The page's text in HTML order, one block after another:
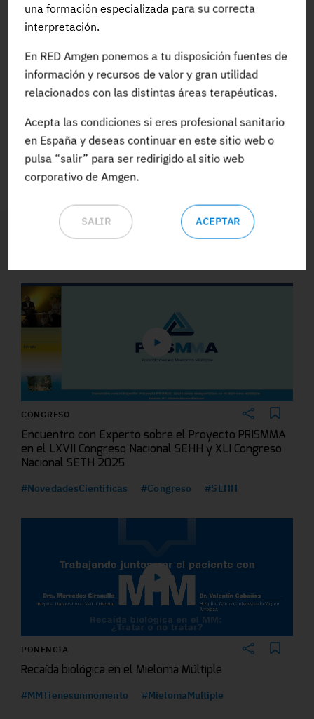
una formación especializada para su correcta
interpretación.
En RED Amgen ponemos a tu disposición fuentes de
información y recursos de valor y gran utilidad
relacionados con las distintas áreas terapéuticas.
Acepta las condiciones si eres profesional sanitario
en España y deseas continuar en este sitio web o
pulsa “salir” para ser redirigido al sitio web
corporativo de Amgen.
SALIR ACEPTAR
ACCEDE A TODA LA FORMACIÓN
CONGRESO
Encuentro con Experto sobre el Proyecto PRISMMA
en el LXVII Congreso Nacional SEHH y XLI Congreso
Nacional SETH 2025
#NovedadesCientificas #Congreso #SEHH
PONENCIA
Recaída biológica en el Mieloma Múltiple
#MMTienesunmomento #MielomaMultiple